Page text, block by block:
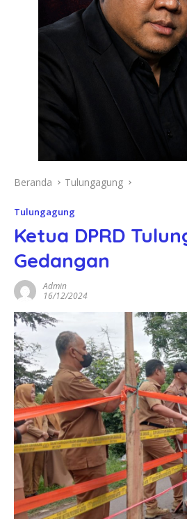
Beranda Tulungagung
Tulungagung
Ketua DPRD
Gedangan
Admin
16/12/2024